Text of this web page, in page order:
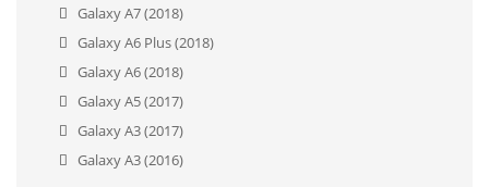
Galaxy A7 (2018)
Galaxy A6 Plus (2018)
Galaxy A6 (2018)
Galaxy A5 (2017)
Galaxy A3 (2017)
Galaxy A3 (2016)